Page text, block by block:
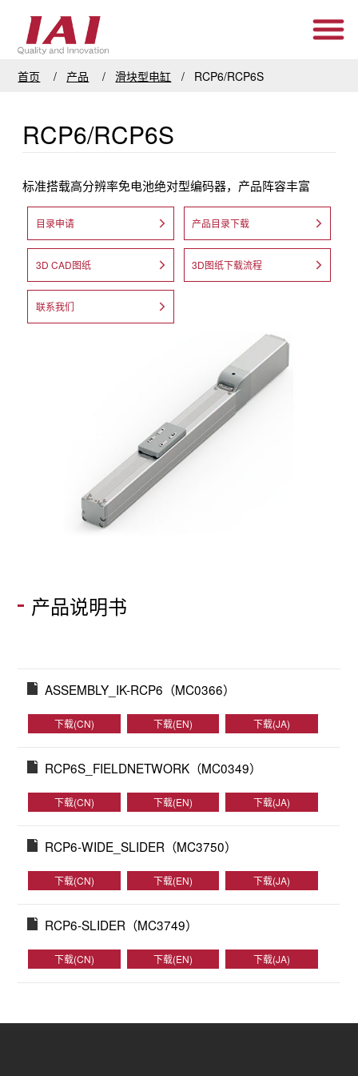
首页 产品 滑块型电缸 RCP6/RCP6S
RCP6/RCP6S
标准搭载高分辨率免电池绝对型编码器，产品阵容丰富
目录申请 产品目录下载
3D CAD图纸 3D图纸下载流程
联系我们
产品说明书
ASSEMBLY_IK-RCP6（MC0366）
下载(CN) 下载(EN) 下载(JA)
RCP6S_FIELDNETWORK（MC0349）
下载(CN) 下载(EN) 下载(JA)
RCP6-WIDE_SLIDER（MC3750）
下载(CN) 下载(EN) 下载(JA)
RCP6-SLIDER（MC3749）
下载(CN) 下载(EN) 下载(JA)